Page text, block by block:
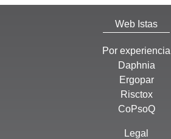
Web Istas
Por experiencia
Daphnia
Ergopar
Risctox
CoPsoQ
Legal